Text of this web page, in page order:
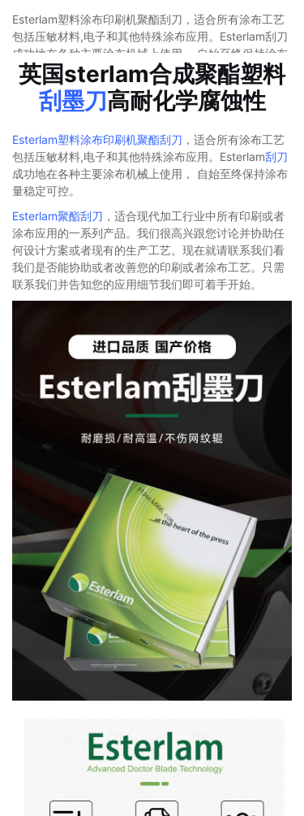
Esterlam塑料涂布印刷机聚酯刮刀，适合所有涂布工艺
包括压敏材料,电子和其他特殊涂布应用。Esterlam刮刀
成功地在各种主要涂布机械上使用， 自始至终保持涂布
量稳定可控。
英国sterlam合成聚酯塑料
刮墨刀高耐化学腐蚀性
Esterlam塑料涂布印刷机聚酯刮刀 ，适合所有涂布工艺
包括压敏材料,电子和其他特殊涂布应用。Esterlam刮刀
成功地在各种主要涂布机械上使用， 自始至终保持涂布
量稳定可控。
Esterlam聚酯刮刀 ，适合现代加工行业中所有印刷或者
涂布应用的一系列产品。我们很高兴跟您讨论并协助任
何设计方案或者现有的生产工艺。现在就请联系我们看
我们是否能协助或者改善您的印刷或者涂布工艺。只需
联系我们并告知您的应用细节我们即可着手开始。